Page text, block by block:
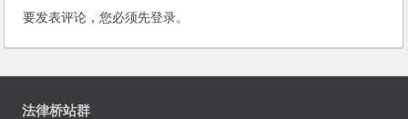
要发表评论，您必须先登录。
法律桥站群